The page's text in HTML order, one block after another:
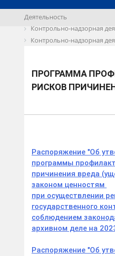
Деятельность
Контрольно-надзорная
Контрольно-надзорная
ПРОГРАММА
РИСКОВ
Распоряжение "Об
программы
причинения вреда
законом ценностям
при осуществлении
государственного
соблюдением
архивном деле на
Распоряжение "Об